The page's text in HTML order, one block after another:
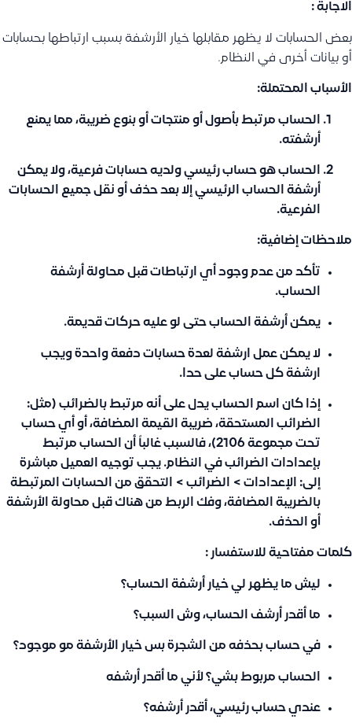
الاجابة :
بعض الحسابات لا يظهر مقابلها خيار الأرشفة بسبب ارتباطها بحسابات
أو بيانات أخرى في النظام.
الأسباب المحتملة:
الحساب مرتبط بأصول أو منتجات أو بنوع ضريبة، مما يمنع
أرشفته.
الحساب هو حساب رئيسي ولديه حسابات فرعية، ولا يمكن
أرشفة الحساب الرئيسي إلا بعد حذف أو نقل جميع الحسابات
الفرعية.
ملاحظات إضافية:
تأكد من عدم وجود أي ارتباطات قبل محاولة أرشفة
الحساب.
يمكن أرشفة الحساب حتى لو عليه حركات قديمة.
لا يمكن عمل ارشفة لعدة حسابات دفعة واحدة ويجب
ارشفة كل حساب على حدا.
إذا كان اسم الحساب يدل على أنه مرتبط بالضرائب (مثل:
الضرائب المستحقة، ضريبة القيمة المضافة، أو أي حساب
تحت مجموعة 2106)، فالسبب غالباً أن الحساب مرتبط
بإعدادات الضرائب في النظام. يجب توجيه العميل مباشرة
إلى: الإعدادات > الضرائب > التحقق من الحسابات المرتبطة
بالضريبة المضافة، وفك الربط من هناك قبل محاولة الأرشفة
أو الحذف.
كلمات مفتاحية للاستفسار :
ليش ما يظهر لي خيار أرشفة الحساب؟
ما أقدر أرشف الحساب، وش السبب؟
في حساب بحذفه من الشجرة بس خيار الأرشفة مو موجود؟
الحساب مربوط بشي؟ لأني ما أقدر أرشفه
عندي حساب رئيسي، أقدر أرشفه؟